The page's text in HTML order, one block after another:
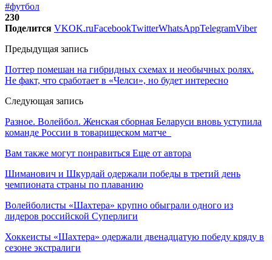
#футбол
230
Поделится VKOK.ruFacebookTwitterWhatsAppTelegramViber
Предыдущая запись
Поттер помешан на гибридных схемах и необычных ролях.
Не факт, что сработает в «Челси», но будет интересно
Следующая запись
Разное. Волейбол. Женская сборная Беларуси вновь уступила
команде России в товарищеском матче
Вам также могут понравиться Еще от автора
Шиманович и Шкурдай одержали победы в третий день
чемпионата страны по плаванию
Волейболисты «Шахтера» крупно обыграли одного из
лидеров российской Суперлиги
Хоккеисты «Шахтера» одержали двенадцатую победу кряду в
сезоне экстралиги